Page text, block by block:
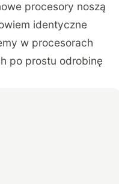
procesory noszą
identyczne
w procesorach
po prostu odrobinę